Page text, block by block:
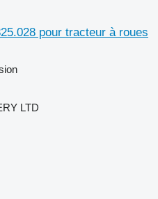
pour tracteur à roues
LTD